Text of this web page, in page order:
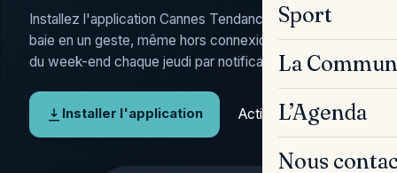
Sport
La
L’Agenda
Nous
Installez l'application Cannes Tendances : l'actu de la
baie en un geste, même hors connexion, et l'Agenda
du week-end chaque jeudi par notification.
Installer l'application Activer les alertes